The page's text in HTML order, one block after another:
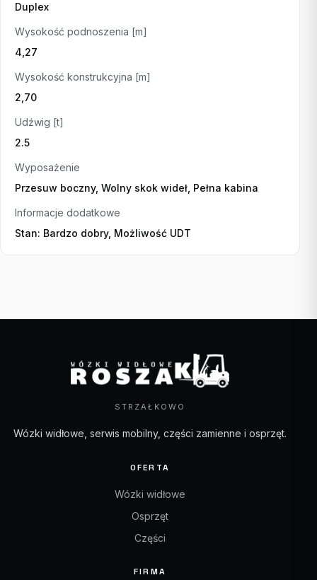
Duplex
Wysokość podnoszenia [m]
4,27
Wysokość konstrukcyjna [m]
2,70
Udźwig [t]
2.5
Wyposażenie
Przesuw boczny, Wolny skok wideł, Pełna kabina
Informacje dodatkowe
Stan: Bardzo dobry, Możliwość UDT
STRZAŁKOWO
Wózki widłowe, serwis mobilny, części zamienne i osprzęt.
OFERTA
Wózki widłowe
Osprzęt
Części
FIRMA